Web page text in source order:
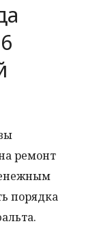
ремонт
порядка